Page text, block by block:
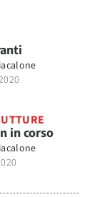
in corso